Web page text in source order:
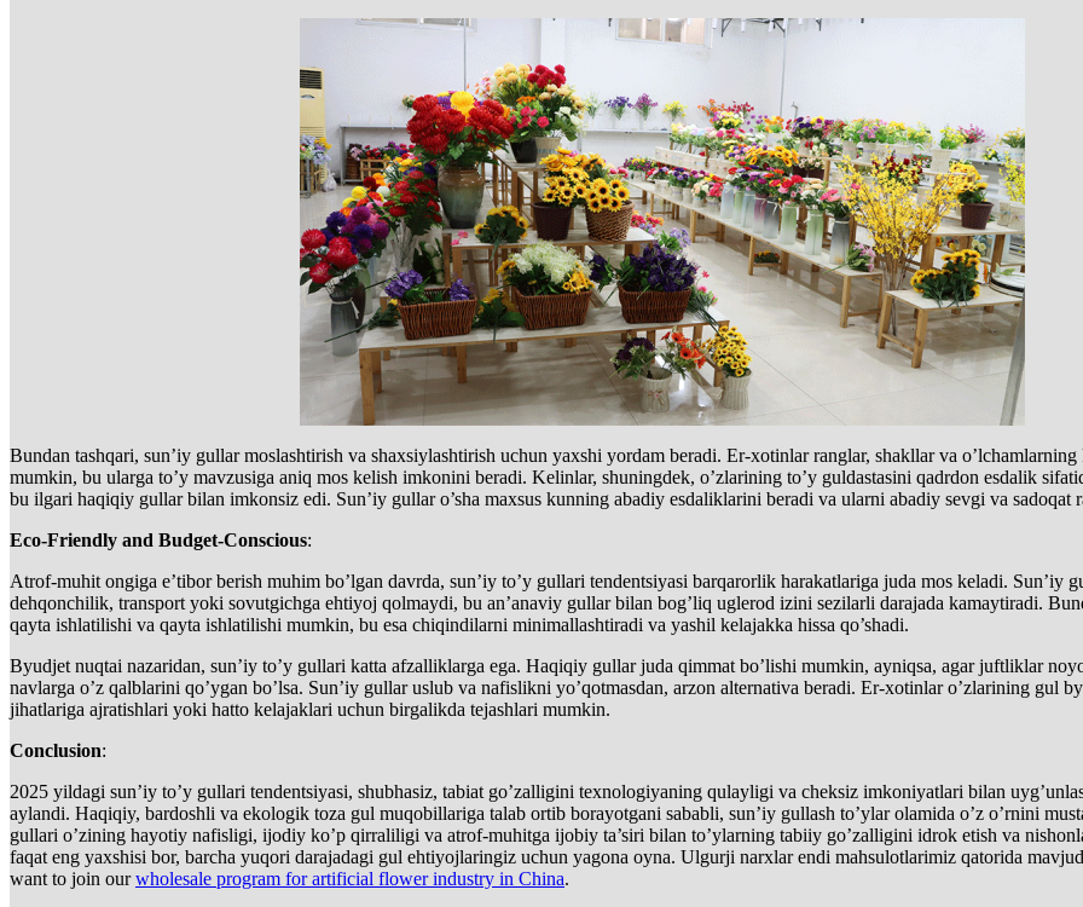
Bundan tashqari, sun’iy gullar moslashtirish va shaxsiylashtirish uchun yaxshi yordam beradi. Er-xotinlar ranglar, shakllar va
mumkin, bu ularga to’y mavzusiga aniq mos kelish imkonini beradi. Kelinlar, shuningdek, o’zlarining to’y guldastasini qadrdon esdalik
bu ilgari haqiqiy gullar bilan imkonsiz edi. Sun’iy gullar o’sha maxsus kunning abadiy esdaliklarini beradi va ularni abadiy sevgi va sadoqat
Eco-Friendly and Budget-Conscious:
Atrof-muhit ongiga e’tibor berish muhim bo’lgan davrda, sun’iy to’y gullari tendentsiyasi barqarorlik harakatlariga juda mos keladi. Sun’iy
dehqonchilik, transport yoki sovutgichga ehtiyoj qolmaydi, bu an’anaviy gullar bilan bog’liq uglerod izini sezilarli darajada kamaytiradi.
qayta ishlatilishi va qayta ishlatilishi mumkin, bu esa chiqindilarni minimallashtiradi va yashil kelajakka hissa qo’shadi.
Byudjet nuqtai nazaridan, sun’iy to’y gullari katta afzalliklarga ega. Haqiqiy gullar juda qimmat bo’lishi mumkin, ayniqsa, agar juftliklar
navlarga o’z qalblarini qo’ygan bo’lsa. Sun’iy gullar uslub va nafislikni yo’qotmasdan, arzon alternativa beradi. Er-xotinlar o’zlarining gul
jihatlariga ajratishlari yoki hatto kelajaklari uchun birgalikda tejashlari mumkin.
Conclusion:
2025 yildagi sun’iy to’y gullari tendentsiyasi, shubhasiz, tabiat go’zalligini texnologiyaning qulayligi va cheksiz imkoniyatlari bilan
aylandi. Haqiqiy, bardoshli va ekologik toza gul muqobillariga talab ortib borayotgani sababli, sun’iy gullash to’ylar olamida o’z o’rnini
gullari o’zining hayotiy nafisligi, ijodiy ko’p qirraliligi va atrof-muhitga ijobiy ta’siri bilan to’ylarning tabiiy go’zalligini idrok etish va
faqat eng yaxshisi bor, barcha yuqori darajadagi gul ehtiyojlaringiz uchun yagona oyna. Ulgurji narxlar endi mahsulotlarimiz qatorida
want to join ourwholesale program for artificial flower industry in China.